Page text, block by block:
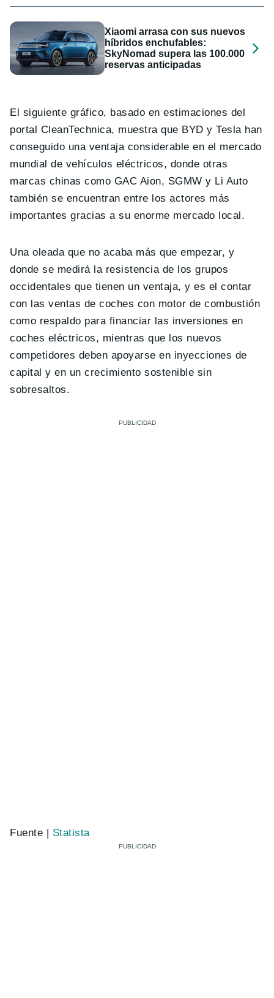
Xiaomi arrasa con sus nuevos
híbridos enchufables:
SkyNomad supera las 100.000
reservas anticipadas
El siguiente gráfico, basado en estimaciones del
portal CleanTechnica, muestra que BYD y Tesla han
conseguido una ventaja considerable en el mercado
mundial de vehículos eléctricos, donde otras
marcas chinas como GAC Aion, SGMW y Li Auto
también se encuentran entre los actores más
importantes gracias a su enorme mercado local.
Una oleada que no acaba más que empezar, y
donde se medirá la resistencia de los grupos
occidentales que tienen un ventaja, y es el contar
con las ventas de coches con motor de combustión
como respaldo para financiar las inversiones en
coches eléctricos, mientras que los nuevos
competidores deben apoyarse en inyecciones de
capital y en un crecimiento sostenible sin
sobresaltos.
Fuente | Statista